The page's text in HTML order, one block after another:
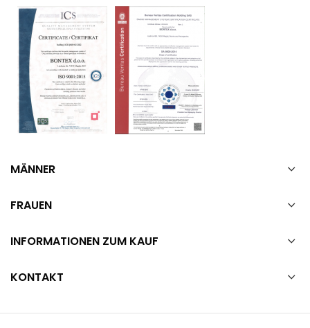
MÄNNER
FRAUEN
INFORMATIONEN ZUM KAUF
KONTAKT